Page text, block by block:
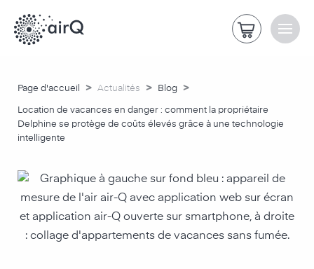
Page d'accueil > Actualités > Blog >
Location de vacances en danger : comment la propriétaire
Delphine se protège de coûts élevés grâce à une technologie
intelligente